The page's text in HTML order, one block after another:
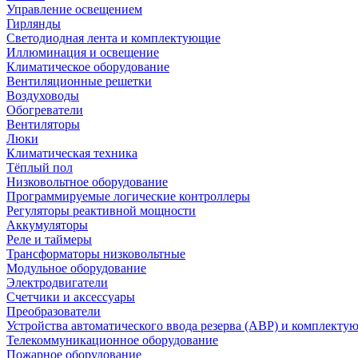
Управление освещением
Гирлянды
Светодиодная лента и комплектующие
Иллюминация и освещение
Климатическое оборудование
Вентиляционные решетки
Воздуховоды
Обогреватели
Вентиляторы
Люки
Климатическая техника
Тёплый пол
Низковольтное оборудование
Программируемые логические контроллеры
Регуляторы реактивной мощности
Аккумуляторы
Реле и таймеры
Трансформаторы низковольтные
Модульное оборудование
Электродвигатели
Счетчики и аксессуары
Преобразователи
Устройства автоматического ввода резерва (АВР) и
Телекоммуникационное оборудование
Пожарное оборудование